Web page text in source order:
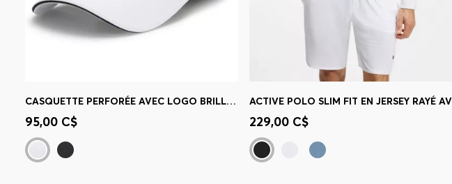
Achat rapide
taille)
CASQUETTE PERFORÉE AVEC LOGO BRILLANT
95,00 C$ Achat rapide
taille)
229,00 C$